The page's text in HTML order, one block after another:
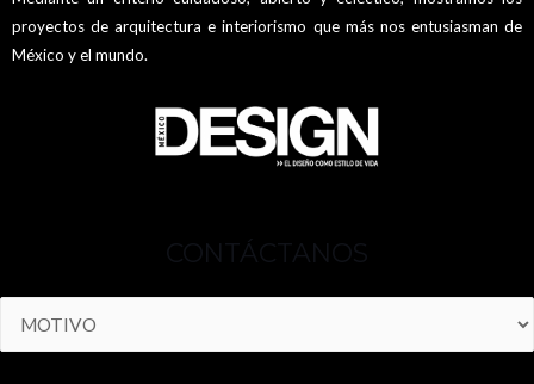
proyectos de arquitectura e interiorismo que más nos entusiasman de
México y el mundo.
CONTÁCTANOS